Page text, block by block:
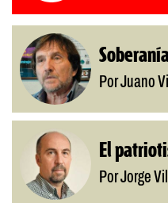
Por Juano
El
Por Jorge